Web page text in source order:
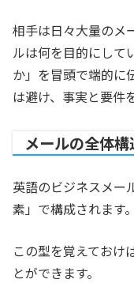
相手は日々大量のメ
ルは何を目的にして
か」を冒頭で端的に
は避け、事実と要件
メールの全体構
英語のビジネスメー
素」で構成されます。
この型を覚えておけ
とができます。